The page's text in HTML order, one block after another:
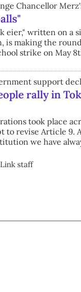
Chancellor
eier," written on a
is making the
strike on May
support
rally in
took place
to revise Article 9.
we have
staff